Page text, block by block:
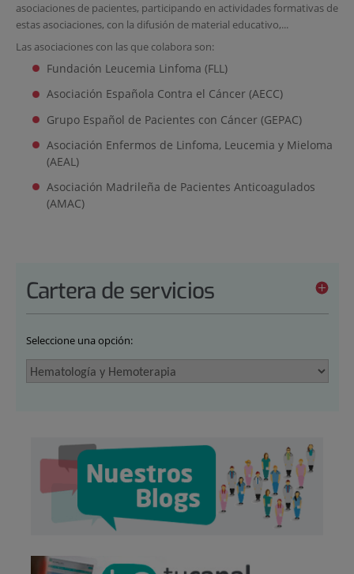
asociaciones de pacientes, participando en actividades formativas de
estas asociaciones, con la difusión de material educativo,...
Las asociaciones con las que colabora son:
Fundación Leucemia Linfoma (FLL)
Asociación Española Contra el Cáncer (AECC)
Grupo Español de Pacientes con Cáncer (GEPAC)
Asociación Enfermos de Linfoma, Leucemia y Mieloma
(AEAL)
Asociación Madrileña de Pacientes Anticoagulados
(AMAC)
Cartera de servicios
Seleccione una opción: